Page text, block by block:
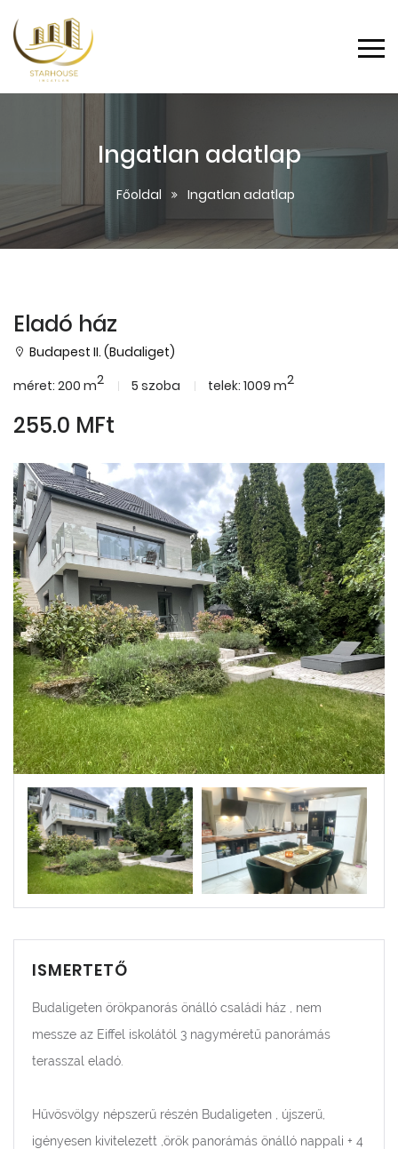
Ingatlan adatlap
Főoldal Ingatlan adatlap
Eladó ház
Budapest II. (Budaliget)
méret: 200 m2 5 szoba telek: 1009 m2
255.0 MFt
ISMERTETŐ
Budaligeten örökpanorás önálló családi ház , nem
messze az Eiffel iskolától 3 nagyméretű panorámás
terasszal eladó.
Hűvösvölgy népszerű részén Budaligeten , újszerű,
igényesen kivitelezett ,örök panorámás önálló nappali + 4